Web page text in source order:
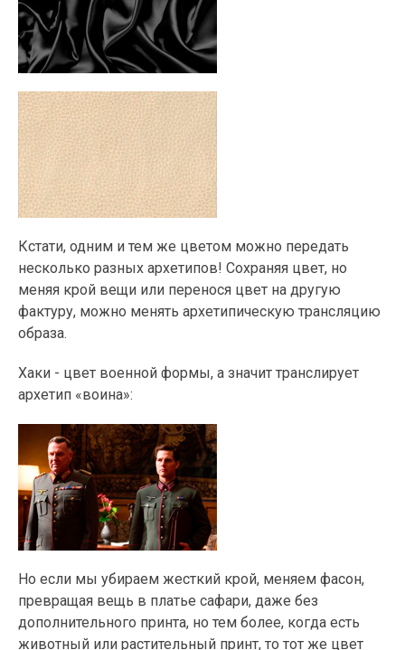
Кстати, одним и тем же цветом можно передать
несколько разных архетипов! Сохраняя цвет, но
меняя крой вещи или перенося цвет на другую
фактуру, можно менять архетипическую трансляцию
образа.
Хаки - цвет военной формы, а значит транслирует
архетип «воина»:
Но если мы убираем жесткий крой, меняем фасон,
превращая вещь в платье сафари, даже без
дополнительного принта, но тем более, когда есть
животный или растительный принт, то тот же цвет